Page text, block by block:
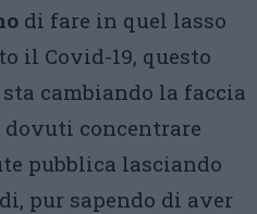
di fare in quel lasso
il Covid-19, questo
cambiando la faccia
dovuti concentrare
pubblica lasciando
pur sapendo di aver